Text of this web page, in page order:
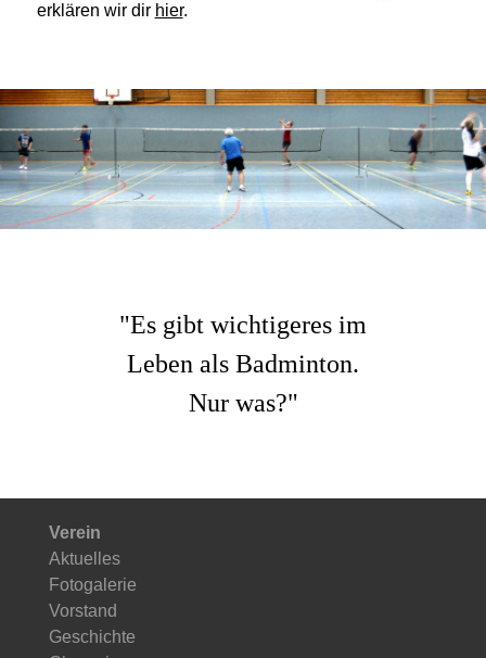
erklären wir dir hier.
"Es gibt wichtigeres im
Leben als Badminton.
Nur was?"
Verein
Aktuelles
Fotogalerie
Vorstand
Geschichte